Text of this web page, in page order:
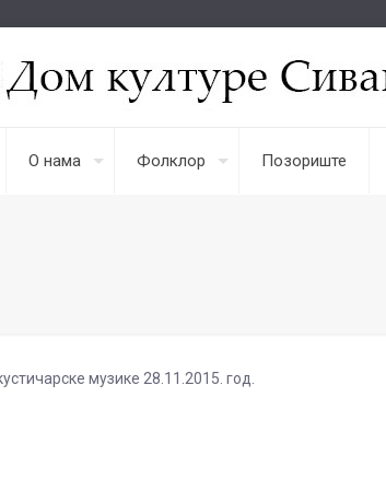
О нама Фолклор Позориште
музике 28.11.2015. год.